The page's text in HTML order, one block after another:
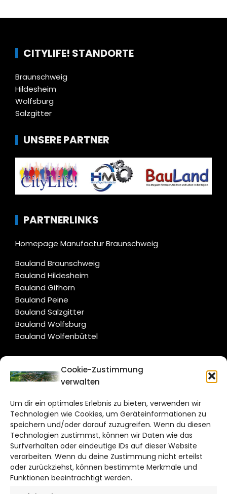
Cookie-Zustimmung
verwalten
Um dir ein optimales Erlebnis zu bieten, verwenden wir
Technologien wie Cookies, um Geräteinformationen zu
speichern und/oder darauf zuzugreifen. Wenn du diesen
Technologien zustimmst, können wir Daten wie das
Surfverhalten oder eindeutige IDs auf dieser Website
verarbeiten. Wenn du deine Zustimmung nicht erteilst
oder zurückziehst, können bestimmte Merkmale und
Funktionen beeinträchtigt werden.
CITYLIFE! STANDORTE
Braunschweig
Hildesheim
Wolfsburg
Salzgitter
UNSERE PARTNER
PARTNERLINKS
Homepage Manufactur Braunschweig
Bauland Braunschweig
Bauland Hildesheim
Bauland Gifhorn
Bauland Peine
Bauland Salzgitter
Bauland Wolfsburg
Bauland Wolfenbüttel
CITYLIFE!
Bruchtorwall 12
38100 Braunschweig
Telefon: 0531 387220 – 65
DAS STADTMAGAZIN FÜR
SALZGITTER